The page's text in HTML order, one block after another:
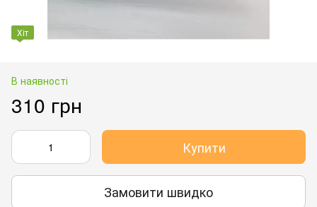
Хіт
В наявності
310 грн
Купити
Замовити швидко